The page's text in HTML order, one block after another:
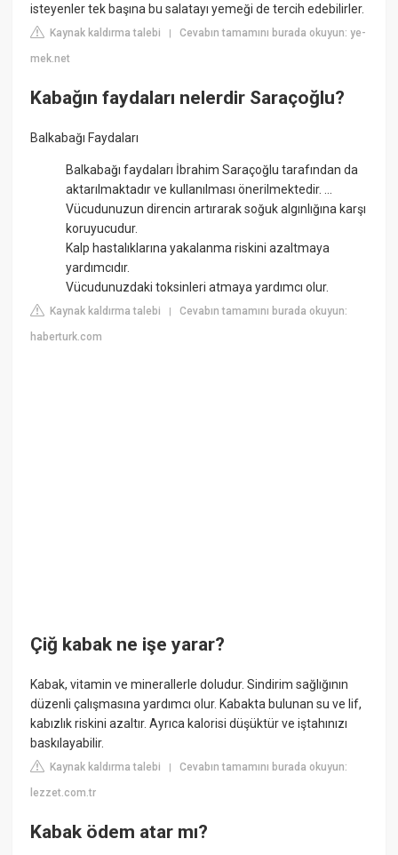
isteyenler tek başına bu salatayı yemeği de tercih edebilirler.
Kaynak kaldırma talebi |Cevabın tamamını burada okuyun: ye-
mek.net
Kabağın faydaları nelerdir Saraçoğlu?
Balkabağı Faydaları
Balkabağı faydaları İbrahim Saraçoğlu tarafından da
aktarılmaktadır ve kullanılması önerilmektedir. ...
Vücudunuzun direncin artırarak soğuk algınlığına karşı
koruyucudur.
Kalp hastalıklarına yakalanma riskini azaltmaya
yardımcıdır.
Vücudunuzdaki toksinleri atmaya yardımcı olur.
Kaynak kaldırma talebi |Cevabın tamamını burada okuyun:
haberturk.com
Çiğ kabak ne işe yarar?
Kabak, vitamin ve minerallerle doludur. Sindirim sağlığının
düzenli çalışmasına yardımcı olur. Kabakta bulunan su ve lif,
kabızlık riskini azaltır. Ayrıca kalorisi düşüktür ve iştahınızı
baskılayabilir.
Kaynak kaldırma talebi |Cevabın tamamını burada okuyun:
lezzet.com.tr
Kabak ödem atar mı?